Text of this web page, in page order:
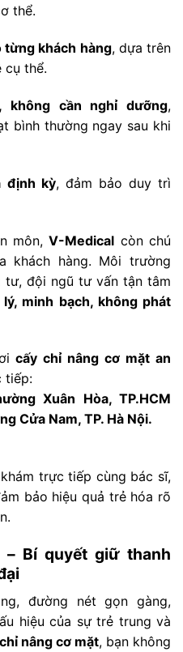
thể.
từng khách hàng, dựa trên
cụ thể.
không cần nghỉ dưỡng,
bình thường ngay sau khi
định kỳ, đảm bảo duy trì
môn,V-Medical còn chú
khách hàng. Môi trường
tư, đội ngũ tư vấn tận tâm
minh bạch, không phát
cấy chỉ nâng cơ mặt an
tiếp:
Xuân Hòa, TP.HCM
Cửa Nam, TP. Hà Nội.
trực tiếp cùng bác sĩ,
bảo hiệu quả trẻ hóa rõ
Bí quyết giữ thanh
đường nét gọn gàng,
hiệu của sự trẻ trung và
nâng cơ mặt, bạn không